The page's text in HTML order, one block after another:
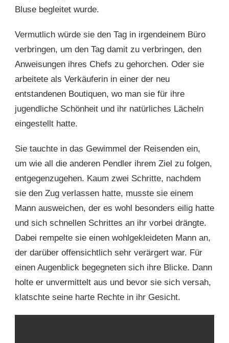
Bluse begleitet wurde.
Vermutlich würde sie den Tag in irgendeinem Büro
verbringen, um den Tag damit zu verbringen, den
Anweisungen ihres Chefs zu gehorchen. Oder sie
arbeitete als Verkäuferin in einer der neu
entstandenen Boutiquen, wo man sie für ihre
jugendliche Schönheit und ihr natürliches Lächeln
eingestellt hatte.
Sie tauchte in das Gewimmel der Reisenden ein,
um wie all die anderen Pendler ihrem Ziel zu folgen,
entgegenzugehen. Kaum zwei Schritte, nachdem
sie den Zug verlassen hatte, musste sie einem
Mann ausweichen, der es wohl besonders eilig hatte
und sich schnellen Schrittes an ihr vorbei drängte.
Dabei rempelte sie einen wohlgekleideten Mann an,
der darüber offensichtlich sehr verärgert war. Für
einen Augenblick begegneten sich ihre Blicke. Dann
holte er unvermittelt aus und bevor sie sich versah,
klatschte seine harte Rechte in ihr Gesicht.